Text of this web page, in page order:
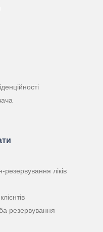
ліків
резервування